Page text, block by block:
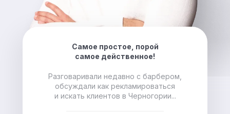
Самое простое, порой
самое действенное!
Разговаривали недавно с барбером,
обсуждали как рекламироваться
и искать клиентов в Черногории...